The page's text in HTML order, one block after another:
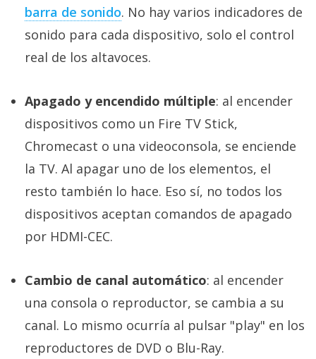
barra de sonido‎. No hay varios indicadores de
sonido para cada dispositivo, solo el control
real de los altavoces.
Apagado y encendido múltiple: al encender
dispositivos como un Fire TV Stick,
Chromecast o una videoconsola, se enciende
la TV. Al apagar uno de los elementos, el
resto también lo hace. Eso sí, no todos los
dispositivos aceptan comandos de apagado
por HDMI-CEC.
Cambio de canal automático: al encender
una consola o reproductor, se cambia a su
canal. Lo mismo ocurría al pulsar "play" en los
reproductores de DVD o Blu-Ray.